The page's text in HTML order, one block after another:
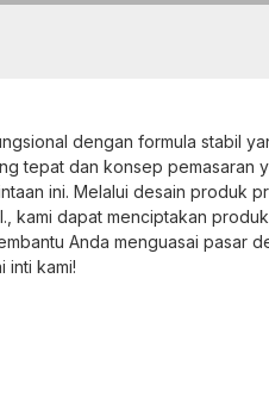
dengan formula stabil
tepat dan konsep pemasaran
ini. Melalui desain produk
kami dapat menciptakan
Anda menguasai pasar
inti kami!